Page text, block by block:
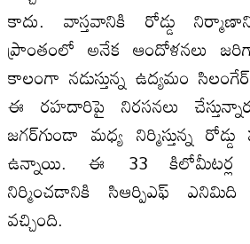
కాదు. వాస్తవానికి రోడ్డు
ప్రాంతంలో అనేక ఆందోళనలు
కాలంగా నడుస్తున్న ఉద్యమం
ఈ రహదారిపై నిరసనలు
జగర్‌గుండా మధ్య నిర్మిస్తున్న
ఉన్నాయి. ఈ 33 కిలోమీటర్ల
నిర్మించడానికి సిఆర్పిఎఫ్ ఎనిమిది
వచ్చింది.